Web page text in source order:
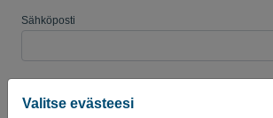
Valitse evästeesi
Sähköposti